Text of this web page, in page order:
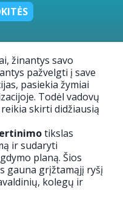
žinantys savo
pažvelgti į save
pasiekia žymiai
Todėl vadovų
skirti didžiausią
tikslas
ir sudaryti
planą. Šios
gauna grįžtamąjį ryšį
kolegų ir